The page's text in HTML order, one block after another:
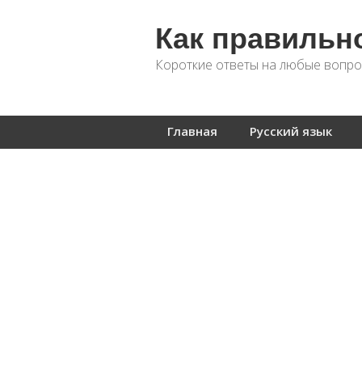
Как
Короткие ответы на любые
Главная Русский язык